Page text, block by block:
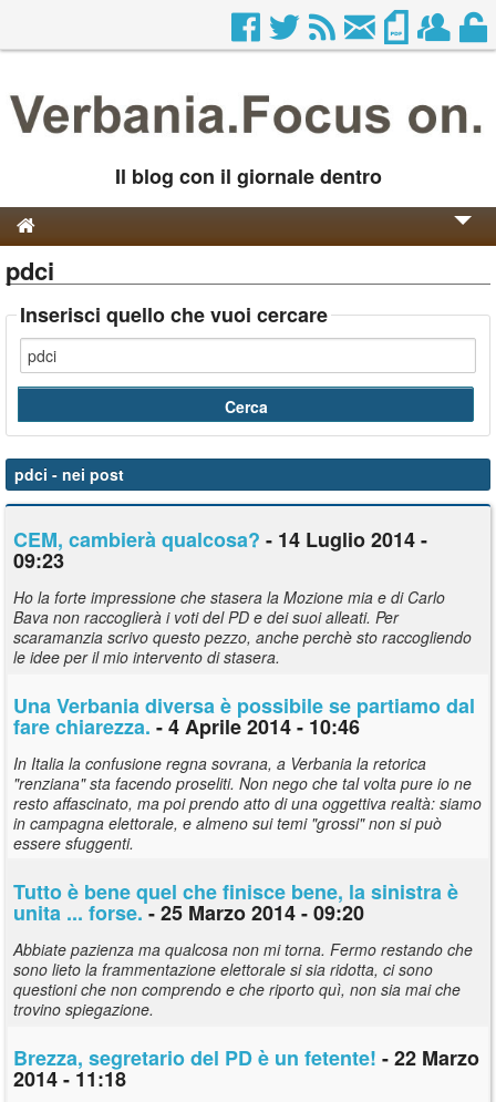
Il blog con il giornale dentro
Genesi e Storia
Contatti
pdci
Inserisci quello che vuoi cercare
pdci - nei post
CEM, cambierà qualcosa? - 14 Luglio 2014 -
09:23
Ho la forte impressione che stasera la Mozione mia e di Carlo
Bava non raccoglierà i voti del PD e dei suoi alleati. Per
scaramanzia scrivo questo pezzo, anche perchè sto raccogliendo
le idee per il mio intervento di stasera.
Una Verbania diversa è possibile se partiamo dal
fare chiarezza. - 4 Aprile 2014 - 10:46
In Italia la confusione regna sovrana, a Verbania la retorica
"renziana" sta facendo proseliti. Non nego che tal volta pure io ne
resto affascinato, ma poi prendo atto di una oggettiva realtà: siamo
in campagna elettorale, e almeno sui temi "grossi" non si può
essere sfuggenti.
Tutto è bene quel che finisce bene, la sinistra è
unita ... forse.- 25 Marzo 2014 - 09:20
Abbiate pazienza ma qualcosa non mi torna. Fermo restando che
sono lieto la frammentazione elettorale si sia ridotta, ci sono
questioni che non comprendo e che riporto quì, non sia mai che
trovino spiegazione.
Brezza, segretario del PD è un fetente! - 22 Marzo
2014 - 11:18